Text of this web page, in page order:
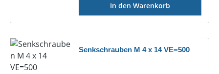
In den Warenkorb
Senkschrauben M 4 x 14 VE=500